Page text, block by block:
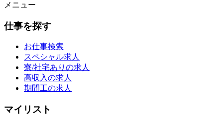
メニュー
仕事を探す
お仕事検索
スペシャル求人
寮/社宅ありの求人
高収入の求人
期間工の求人
マイリスト